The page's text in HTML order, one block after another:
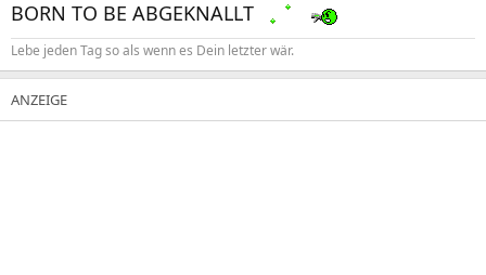
BORN TO BE ABGEKNALLT
Lebe jeden Tag so als wenn es Dein letzter wär.